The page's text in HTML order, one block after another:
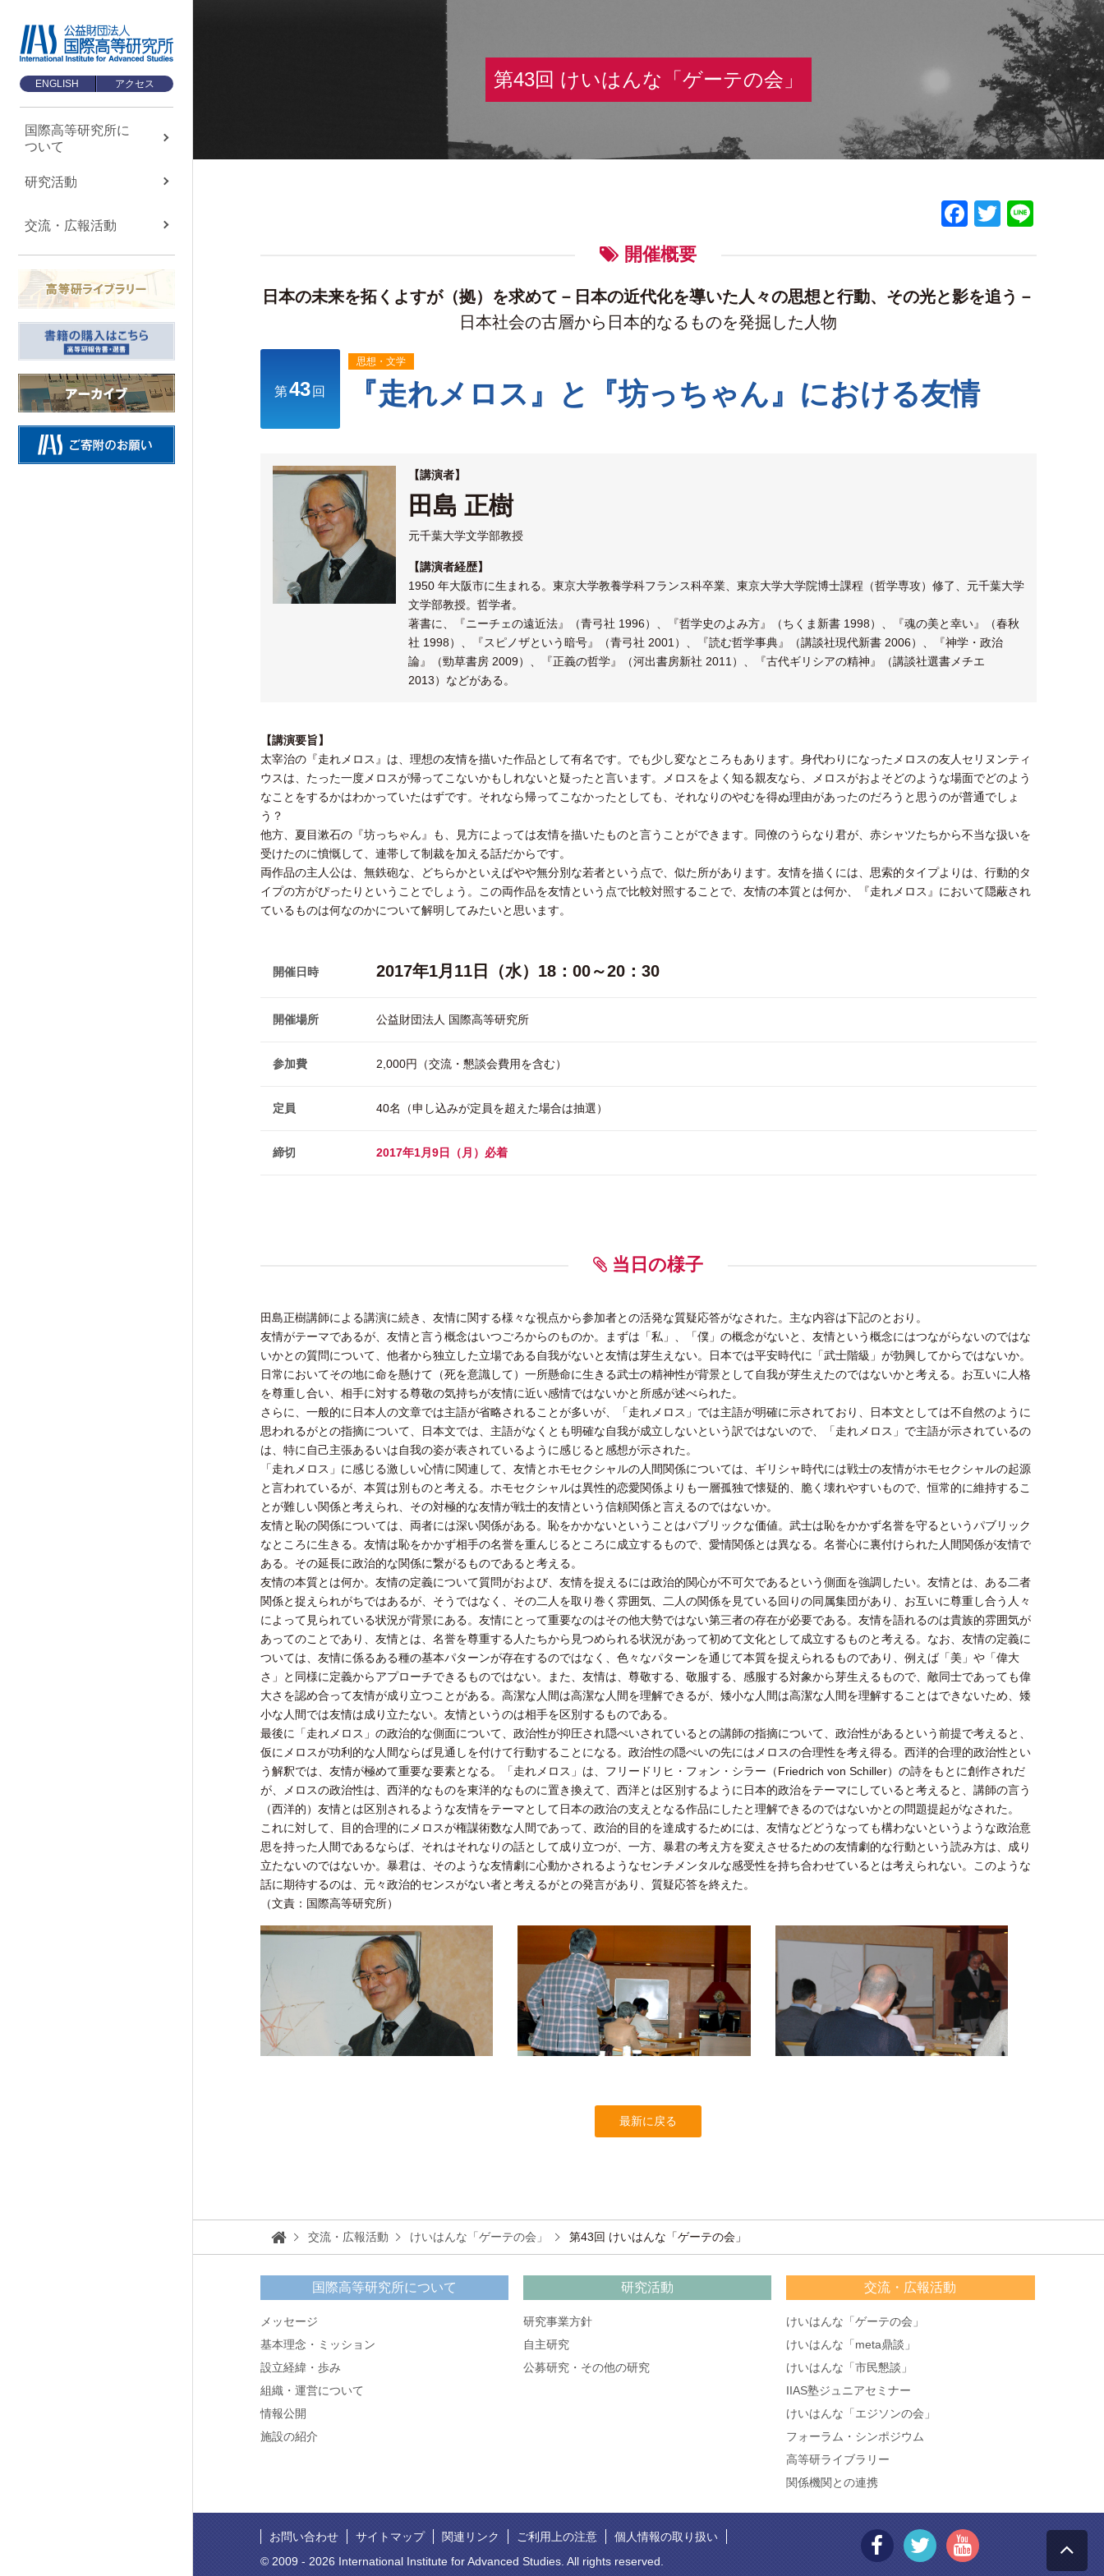
ENGLISH アクセス
国際高等研究所に
ついて
研究活動
交流・広報活動
国際高等研究所に
ついて
TOP
基本理念・ミッション
設立経緯・歩み
組織・運営について
情報公開
第43回 けいはんな「ゲーテの会」
Facebook
Twitter
開催概要
日本の未来を拓くよすが（拠）を求めて－日本の近代化を導いた人々の思想と行動、その光と影を追う－
日本社会の古層から日本的なるものを発掘した人物
第43 回
思想・文学
『走れメロス』と『坊っちゃん』における友情
【講演者】
田島 正樹
元千葉大学文学部教授
【講演者経歴】
1950 年大阪市に生まれる。東京大学教養学科フランス科卒業、東京大学大学院博士課程（哲学専攻）修了、元千葉大学
文学部教授。哲学者。
著書に、『ニーチェの遠近法』（青弓社 1996）、『哲学史のよみ方』（ちくま新書 1998）、『魂の美と幸い』（春秋
社 1998）、『スピノザという暗号』（青弓社 2001）、『読む哲学事典』（講談社現代新書 2006）、『神学・政治
論』（勁草書房 2009）、『正義の哲学』（河出書房新社 2011）、『古代ギリシアの精神』（講談社選書メチエ
2013）などがある。
【講演要旨】
太宰治の『走れメロス』は、理想の友情を描いた作品として有名です。でも少し変なところもあります。身代わりになったメロスの友人セリヌンティ
ウスは、たった一度メロスが帰ってこないかもしれないと疑ったと言います。メロスをよく知る親友なら、メロスがおよそどのような場面でどのよう
なことをするかはわかっていたはずです。それなら帰ってこなかったとしても、それなりのやむを得ぬ理由があったのだろうと思うのが普通でしょ
う？
他方、夏目漱石の『坊っちゃん』も、見方によっては友情を描いたものと言うことができます。同僚のうらなり君が、赤シャツたちから不当な扱いを
受けたのに憤慨して、連帯して制裁を加える話だからです。
両作品の主人公は、無鉄砲な、どちらかといえばやや無分別な若者という点で、似た所があります。友情を描くには、思索的タイプよりは、行動的タ
イプの方がぴったりということでしょう。この両作品を友情という点で比較対照することで、友情の本質とは何か、『走れメロス』において隠蔽され
ているものは何なのかについて解明してみたいと思います。
開催日時 2017年1月11日（水）18：00～20：30
開催場所 公益財団法人 国際高等研究所
参加費 2,000円（交流・懇談会費用を含む）
定員 40名（申し込みが定員を超えた場合は抽選）
締切 2017年1月9日（月）必着
当日の様子
田島正樹講師による講演に続き、友情に関する様々な視点から参加者との活発な質疑応答がなされた。主な内容は下記のとおり。
友情がテーマであるが、友情と言う概念はいつごろからのものか。まずは「私」、「僕」の概念がないと、友情という概念にはつながらないのではな
いかとの質問について、他者から独立した立場である自我がないと友情は芽生えない。日本では平安時代に「武士階級」が勃興してからではないか。
日常においてその地に命を懸けて（死を意識して）一所懸命に生きる武士の精神性が背景として自我が芽生えたのではないかと考える。お互いに人格
を尊重し合い、相手に対する尊敬の気持ちが友情に近い感情ではないかと所感が述べられた。
さらに、一般的に日本人の文章では主語が省略されることが多いが、「走れメロス」では主語が明確に示されており、日本文としては不自然のように
思われるがとの指摘について、日本文では、主語がなくとも明確な自我が成立しないという訳ではないので、「走れメロス」で主語が示されているの
は、特に自己主張あるいは自我の姿が表されているように感じると感想が示された。
「走れメロス」に感じる激しい心情に関連して、友情とホモセクシャルの人間関係については、ギリシャ時代には戦士の友情がホモセクシャルの起源
と言われているが、本質は別ものと考える。ホモセクシャルは異性的恋愛関係よりも一層孤独で懐疑的、脆く壊れやすいもので、恒常的に維持するこ
とが難しい関係と考えられ、その対極的な友情が戦士的友情という信頼関係と言えるのではないか。
友情と恥の関係については、両者には深い関係がある。恥をかかないということはパブリックな価値。武士は恥をかかず名誉を守るというパブリック
なところに生きる。友情は恥をかかず相手の名誉を重んじるところに成立するもので、愛情関係とは異なる。名誉心に裏付けられた人間関係が友情で
ある。その延長に政治的な関係に繋がるものであると考える。
友情の本質とは何か。友情の定義について質問がおよび、友情を捉えるには政治的関心が不可欠であるという側面を強調したい。友情とは、ある二者
関係と捉えられがちではあるが、そうではなく、その二人を取り巻く雰囲気、二人の関係を見ている回りの同属集団があり、お互いに尊重し合う人々
によって見られている状況が背景にある。友情にとって重要なのはその他大勢ではない第三者の存在が必要である。友情を語れるのは貴族的雰囲気が
あってのことであり、友情とは、名誉を尊重する人たちから見つめられる状況があって初めて文化として成立するものと考える。なお、友情の定義に
ついては、友情に係るある種の基本パターンが存在するのではなく、色々なパターンを通じて本質を捉えられるものであり、例えば「美」や「偉大
さ」と同様に定義からアプローチできるものではない。また、友情は、尊敬する、敬服する、感服する対象から芽生えるもので、敵同士であっても偉
大さを認め合って友情が成り立つことがある。高潔な人間は高潔な人間を理解できるが、矮小な人間は高潔な人間を理解することはできないため、矮
小な人間では友情は成り立たない。友情というのは相手を区別するものである。
最後に「走れメロス」の政治的な側面について、政治性が抑圧され隠ぺいされているとの講師の指摘について、政治性があるという前提で考えると、
仮にメロスが功利的な人間ならば見通しを付けて行動することになる。政治性の隠ぺいの先にはメロスの合理性を考え得る。西洋的合理的政治性とい
う解釈では、友情が極めて重要な要素となる。「走れメロス」は、フリードリヒ・フォン・シラー（Friedrich von Schiller）の詩をもとに創作されだ
が、メロスの政治性は、西洋的なものを東洋的なものに置き換えて、西洋とは区別するように日本的政治をテーマにしていると考えると、講師の言う
（西洋的）友情とは区別されるような友情をテーマとして日本の政治の支えとなる作品にしたと理解できるのではないかとの問題提起がなされた。
これに対して、目的合理的にメロスが権謀術数な人間であって、政治的目的を達成するためには、友情などどうなっても構わないというような政治意
思を持った人間であるならば、それはそれなりの話として成り立つが、一方、暴君の考え方を変えさせるための友情劇的な行動という読み方は、成り
立たないのではないか。暴君は、そのような友情劇に心動かされるようなセンチメンタルな感受性を持ち合わせているとは考えられない。このような
話に期待するのは、元々政治的センスがない者と考えるがとの発言があり、質疑応答を終えた。
（文責：国際高等研究所）
最新に戻る
交流・広報活動 けいはんな「ゲーテの会」 第43回 けいはんな「ゲーテの会」
国際高等研究所について
メッセージ
基本理念・ミッション
設立経緯・歩み
組織・運営について
情報公開
施設の紹介
研究活動
研究事業方針
自主研究
公募研究・その他の研究
交流・広報活動
けいはんな「ゲーテの会」
けいはんな「meta鼎談」
けいはんな「市民懇談」
IIAS塾ジュニアセミナー
けいはんな「エジソンの会」
フォーラム・シンポジウム
高等研ライブラリー
関係機関との連携
お問い合わせ サイトマップ 関連リンク ご利用上の注意
個人情報の取り扱い
© 2009 - 2026 International Institute for Advanced Studies. All rights reserved.